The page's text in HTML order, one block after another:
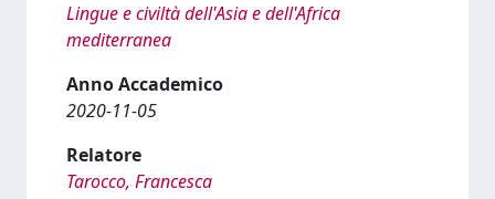
Lingue e civiltà dell'Asia e dell'Africa
mediterranea
Anno Accademico
2020-11-05
Relatore
Tarocco, Francesca